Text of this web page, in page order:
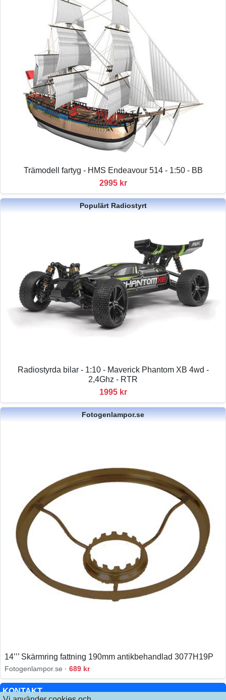
KONTAKT
Trämodell fartyg - HMS Endeavour 514 - 1:50 - BB
2995 kr
Populärt Radiostyrt
Radiostyrda bilar - 1:10 - Maverick Phantom XB 4wd -
2,4Ghz - RTR
1995 kr
Fotogenlampor.se
14’’’ Skärmring fattning 190mm antikbehandlad 3077H19P
Fotogenlampor.se · 689 kr